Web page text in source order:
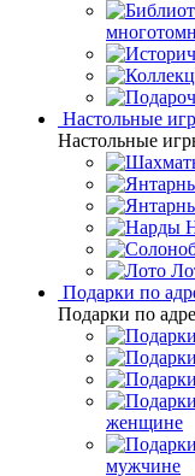
Настольные
Настольные
Подарки по
Подарки по
женщине
мужчине